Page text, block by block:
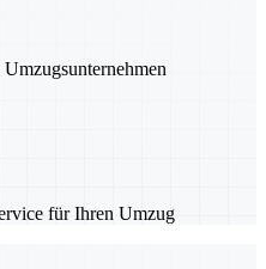
für Ihren Umzug